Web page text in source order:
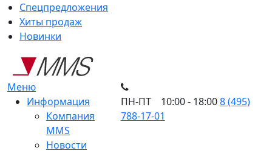
Спецпредложения
Хиты продаж
Новинки
Меню
Информация
Компания
MMS
Новости
ПН-ПТ 10:00 - 18:008 (495)
788-17-01